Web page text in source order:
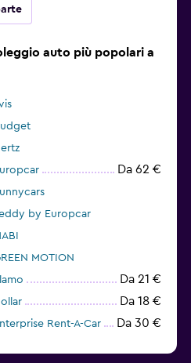
auto più popolari a
Da 62 €
by Europcar
MOTION
Da 21 €
Da 18 €
Rent-A-Car Da 30 €